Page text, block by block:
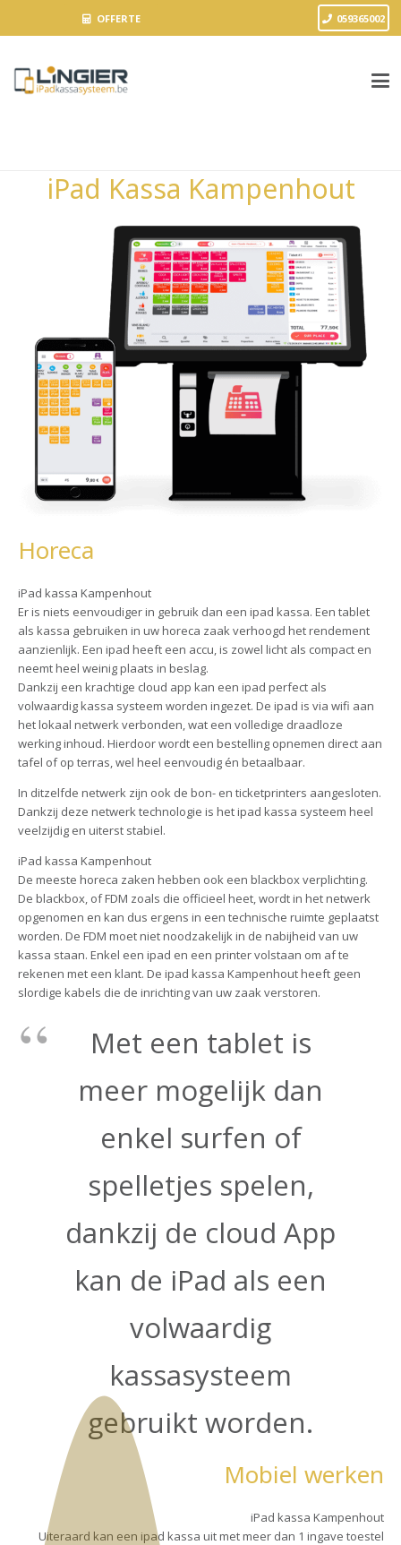
OFFERTE 059365002
iPad Kassa Kampenhout
Horeca
iPad kassa Kampenhout
Er is niets eenvoudiger in gebruik dan een ipad kassa. Een tablet
als kassa gebruiken in uw horeca zaak verhoogd het rendement
aanzienlijk. Een ipad heeft een accu, is zowel licht als compact en
neemt heel weinig plaats in beslag.
Dankzij een krachtige cloud app kan een ipad perfect als
volwaardig kassa systeem worden ingezet. De ipad is via wifi aan
het lokaal netwerk verbonden, wat een volledige draadloze
werking inhoud. Hierdoor wordt een bestelling opnemen direct aan
tafel of op terras, wel heel eenvoudig én betaalbaar.
In ditzelfde netwerk zijn ook de bon- en ticketprinters aangesloten.
Dankzij deze netwerk technologie is het ipad kassa systeem heel
veelzijdig en uiterst stabiel.
iPad kassa Kampenhout
De meeste horeca zaken hebben ook een blackbox verplichting.
De blackbox, of FDM zoals die officieel heet, wordt in het netwerk
opgenomen en kan dus ergens in een technische ruimte geplaatst
worden. De FDM moet niet noodzakelijk in de nabijheid van uw
kassa staan. Enkel een ipad en een printer volstaan om af te
rekenen met een klant. De ipad kassa Kampenhout heeft geen
slordige kabels die de inrichting van uw zaak verstoren.
Met een tablet is
meer mogelijk dan
enkel surfen of
spelletjes spelen,
dankzij de cloud App
kan de iPad als een
volwaardig
kassasysteem
gebruikt worden.
Mobiel werken
iPad kassa Kampenhout
Uiteraard kan een ipad kassa uit met meer dan 1 ingave toestel